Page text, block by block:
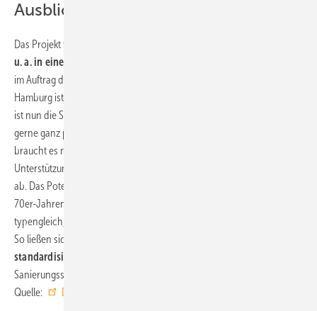
Ausblick
Das Projekt wird nun ausgewertet und das
u. a. in einem Forschungsvorhaben
im Auftrag der Agora Energiewende untersucht. „Das Vorhaben in
Hamburg ist ein guter Anfang und macht vor, wie’s geht. Knackpunkt
ist nun die Skalierbarkeit, die parallel untersucht wird und die wir
gerne ganz praktisch im nächsten Schritt angehen möchten. Dafür
braucht es mutige Quartiere, Unternehmer und auch politische
Unterstützung“, schließt Deneff-Geschäftsführer Henning Ellermann
ab. Das Potenzial für die Skalierung sei da: Gerade in den 60er- und
70er-Jahren erbaute Ein- und Zweifamilienhäuser seien oft
typengleich, weisen also ähnliche Baumerkmale und Grundrisse auf.
So ließen sich
standardisieren
Sanierungssprint-Erfinder Ronald Meyer sicher. ■
Quelle:
Deneff